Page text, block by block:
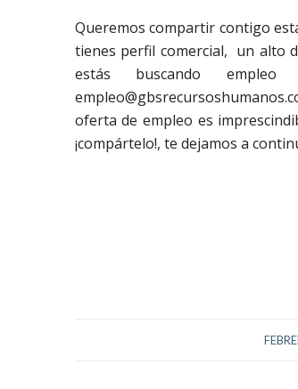
Queremos compartir contigo
tienes perfil comercial, un alto
estás buscando
oferta de empleo es
¡compártelo!, te dejamos a